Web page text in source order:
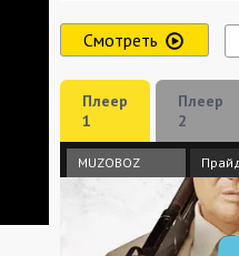
Смотреть
Плеер
1
Плеер
2
MUZOBOZ